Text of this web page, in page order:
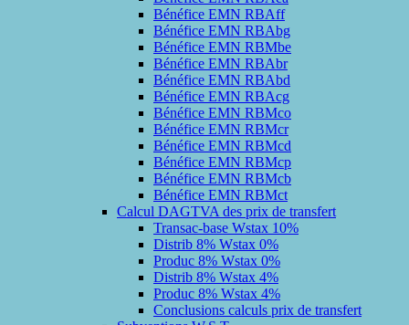
Bénéfice EMN RBAff
Bénéfice EMN RBAbg
Bénéfice EMN RBMbe
Bénéfice EMN RBAbr
Bénéfice EMN RBAbd
Bénéfice EMN RBAcg
Bénéfice EMN RBMco
Bénéfice EMN RBMcr
Bénéfice EMN RBMcd
Bénéfice EMN RBMcp
Bénéfice EMN RBMcb
Bénéfice EMN RBMct
Calcul DAGTVA des prix de transfert
Transac-base Wstax 10%
Distrib 8% Wstax 0%
Produc 8% Wstax 0%
Distrib 8% Wstax 4%
Produc 8% Wstax 4%
Conclusions calculs prix de transfert